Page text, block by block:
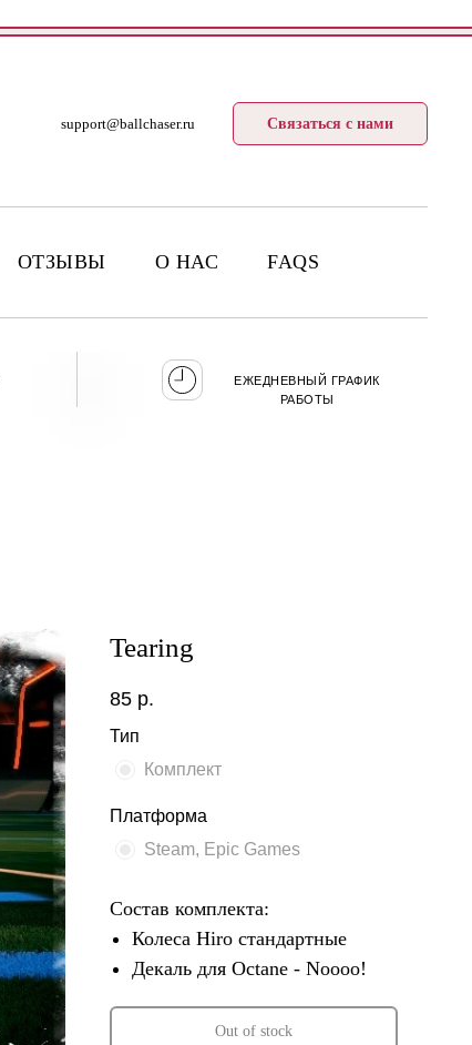
support@ballchaser.ru Связаться с нами
ОТЗЫВЫ О НАС FAQS
ЕЖЕДНЕВНЫЙ ГРАФИК
РАБОТЫ
Tearing
85 р.
Тип
Комплект
Платформа
Steam, Epic Games
Состав комплекта:
Колеса Hiro стандартные
Декаль для Octane - Noooo!
Out of stock